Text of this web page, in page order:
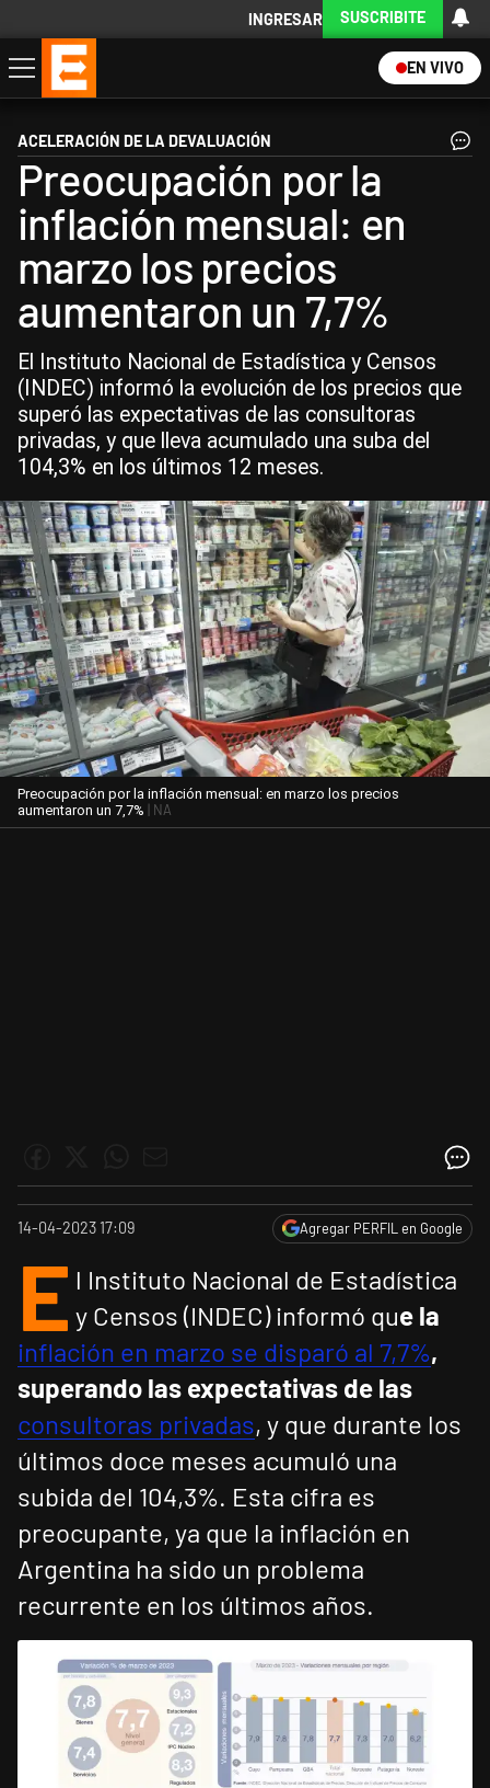
INGRESAR SUSCRIBITE
EN VIVO
Economía
Política
Internacional
Actualidad
Descargá la App
ACELERACIÓN DE LA DEVALUACIÓN
Preocupación por la
inflación mensual: en
marzo los precios
aumentaron un 7,7%
El Instituto Nacional de Estadística y Censos
(INDEC) informó la evolución de los precios que
superó las expectativas de las consultoras
privadas, y que lleva acumulado una suba del
104,3% en los últimos 12 meses.
Preocupación por la inflación mensual: en marzo los precios
aumentaron un 7,7% | NA
14-04-2023 17:09 Agregar PERFIL en Google
E l Instituto Nacional de Estadística
y Censos (INDEC) informó que la
inflación en marzo se disparó al 7,7%,
superando las expectativas de las
consultoras privadas, y que durante los
últimos doce meses acumuló una
subida del 104,3%. Esta cifra es
preocupante, ya que la inflación en
Argentina ha sido un problema
recurrente en los últimos años.